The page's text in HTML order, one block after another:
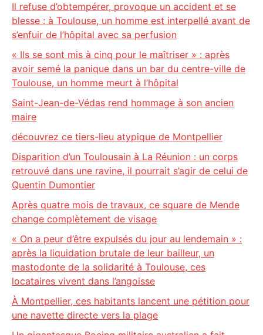
Il refuse d’obtempérer, provoque un accident et se
blesse : à Toulouse, un homme est interpellé avant de
s’enfuir de l’hôpital avec sa perfusion
« Ils se sont mis à cinq pour le maîtriser » : après
avoir semé la panique dans un bar du centre-ville de
Toulouse, un homme meurt à l’hôpital
Saint-Jean-de-Védas rend hommage à son ancien
maire
découvrez ce tiers-lieu atypique de Montpellier
Disparition d’un Toulousain à La Réunion : un corps
retrouvé dans une ravine, il pourrait s’agir de celui de
Quentin Dumontier
Après quatre mois de travaux, ce square de Mende
change complètement de visage
« On a peur d’être expulsés du jour au lendemain » :
après la liquidation brutale de leur bailleur, un
mastodonte de la solidarité à Toulouse, ces
locataires vivent dans l’angoisse
À Montpellier, ces habitants lancent une pétition pour
une navette directe vers la plage